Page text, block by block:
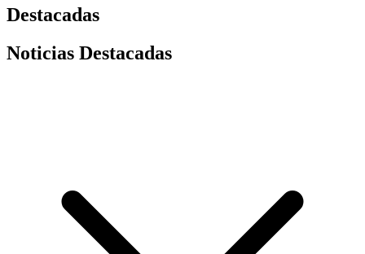
Destacadas
Noticias Destacadas